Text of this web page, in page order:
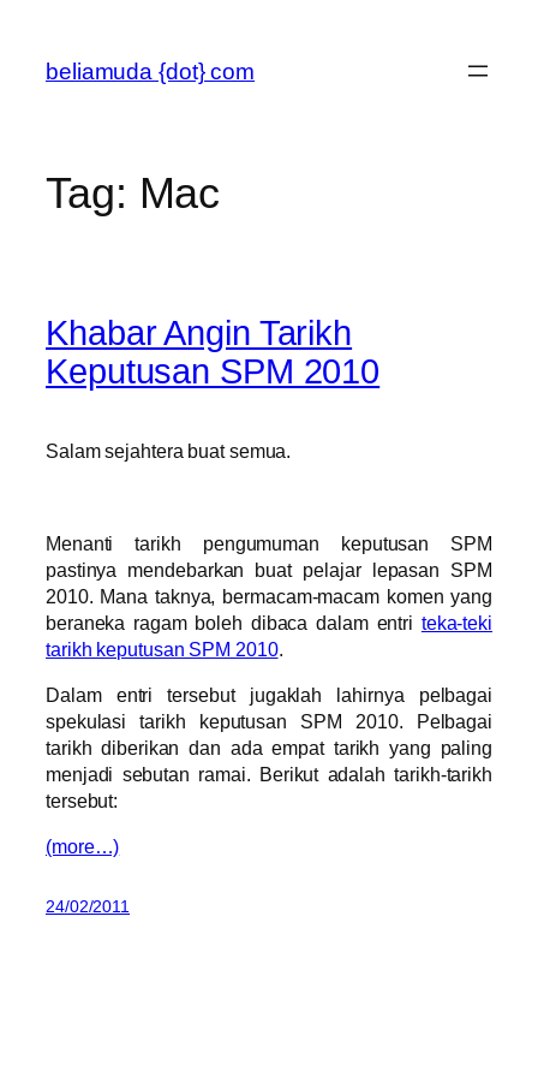
content
beliamuda {dot} com
Tag: Mac
Khabar Angin Tarikh
Keputusan SPM 2010
Salam sejahtera buat semua.
Menanti tarikh pengumuman keputusan SPM
pastinya mendebarkan buat pelajar lepasan SPM
2010. Mana taknya, bermacam-macam komen yang
beraneka ragam boleh dibaca dalam entri teka-teki
tarikh keputusan SPM 2010.
Dalam entri tersebut jugaklah lahirnya pelbagai
spekulasi tarikh keputusan SPM 2010. Pelbagai
tarikh diberikan dan ada empat tarikh yang paling
menjadi sebutan ramai. Berikut adalah tarikh-tarikh
tersebut:
(more…)
24/02/2011